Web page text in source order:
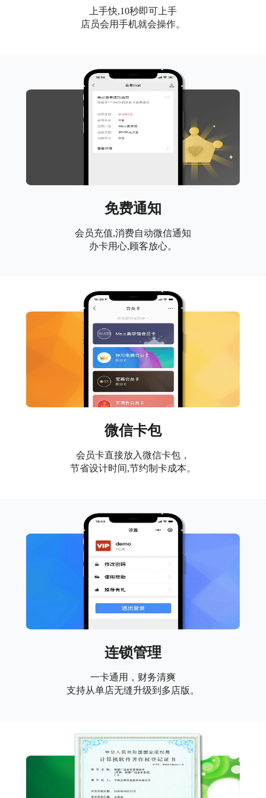
上手快,10秒即可上手
店员会用手机就会操作。
免费通知
会员充值,消费自动微信通知
办卡用心,顾客放心。
微信卡包
会员卡直接放入微信卡包，
节省设计时间,节约制卡成本。
连锁管理
一卡通用，财务清爽
支持从单店无缝升级到多店版。